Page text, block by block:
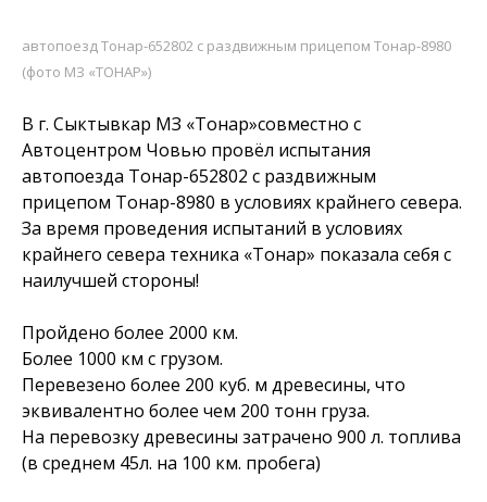
автопоезд Тонар-652802 с раздвижным прицепом Тонар-8980
(фото МЗ «ТОНАР»)
В г. Сыктывкар МЗ «Тонар»совместно с
Автоцентром Човью провёл испытания
автопоезда Тонар-652802 с раздвижным
прицепом Тонар-8980 в условиях крайнего севера.
За время проведения испытаний в условиях
крайнего севера техника «Тонар» показала себя с
наилучшей стороны!
Пройдено более 2000 км.
Более 1000 км с грузом.
Перевезено более 200 куб. м древесины, что
эквивалентно более чем 200 тонн груза.
На перевозку древесины затрачено 900 л. топлива
(в среднем 45л. на 100 км. пробега)